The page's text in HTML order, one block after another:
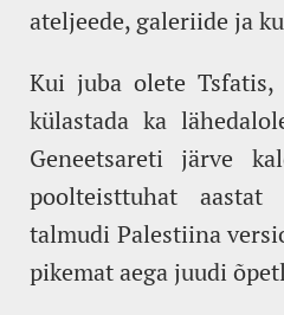
ateljeede, galeriide ja
Kui juba olete
külastada ka
Geneetsareti järve
poolteisttuhat
talmudi Palestiina
pikemat aega juudi